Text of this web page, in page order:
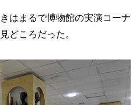
はまるで博物館の実演コーナ
どころだった。